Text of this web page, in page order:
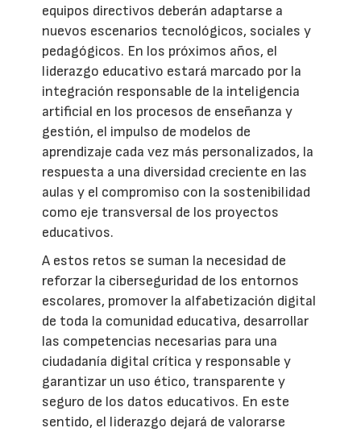
equipos directivos deberán adaptarse a
nuevos escenarios tecnológicos, sociales y
pedagógicos. En los próximos años, el
liderazgo educativo estará marcado por la
integración responsable de la inteligencia
artificial en los procesos de enseñanza y
gestión, el impulso de modelos de
aprendizaje cada vez más personalizados, la
respuesta a una diversidad creciente en las
aulas y el compromiso con la sostenibilidad
como eje transversal de los proyectos
educativos.
A estos retos se suman la necesidad de
reforzar la ciberseguridad de los entornos
escolares, promover la alfabetización digital
de toda la comunidad educativa, desarrollar
las competencias necesarias para una
ciudadanía digital crítica y responsable y
garantizar un uso ético, transparente y
seguro de los datos educativos. En este
sentido, el liderazgo dejará de valorarse